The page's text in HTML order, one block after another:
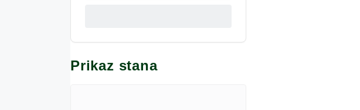
Prikaz stana